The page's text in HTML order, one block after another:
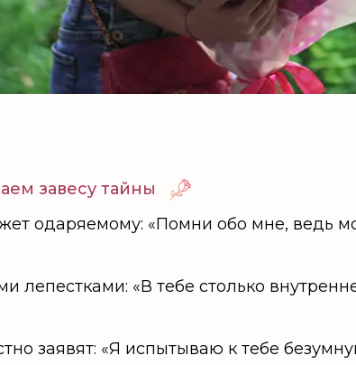
завесу тайны
одаряемому: «Помни обо мне, ведь
лепестками: «В тебе столько
заявят: «Я испытываю к тебе